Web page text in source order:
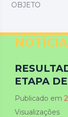
OBJETO
NOTÍCIA
ETAPA
Publicado em
Visualizações